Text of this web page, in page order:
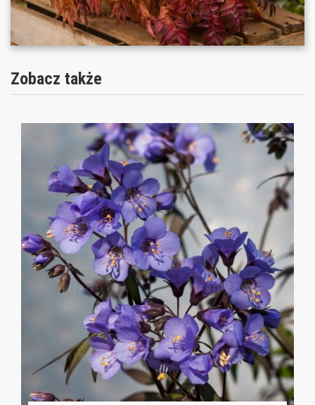
Zobacz także